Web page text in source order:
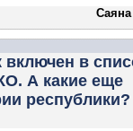
включен в
А какие еще
республики?